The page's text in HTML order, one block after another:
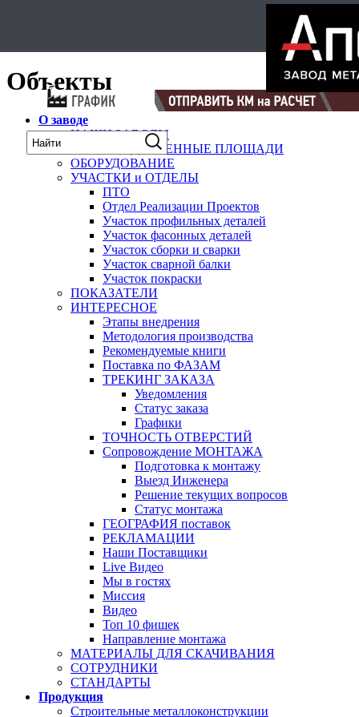
Объекты
О заводе
НАШИ ЗАВОДЫ
ПРОИЗВОДСТВЕННЫЕ ПЛОЩАДИ
ОБОРУДОВАНИЕ
УЧАСТКИ и ОТДЕЛЫ
ПТО
Отдел Реализации Проектов
Участок профильных деталей
Участок фасонных деталей
Участок сборки и сварки
Участок сварной балки
Участок покраски
ПОКАЗАТЕЛИ
ИНТЕРЕСНОЕ
Этапы внедрения
Методология производства
Рекомендуемые книги
Поставка по ФАЗАМ
ТРЕКИНГ ЗАКАЗА
Уведомления
Статус заказа
Графики
ТОЧНОСТЬ ОТВЕРСТИЙ
Сопровождение МОНТАЖА
Подготовка к монтажу
Выезд Инженера
Решение текущих вопросов
Статус монтажа
ГЕОГРАФИЯ поставок
РЕКЛАМАЦИИ
Наши Поставщики
Live Видео
Мы в гостях
Миссия
Видео
Топ 10 фишек
Направление монтажа
МАТЕРИАЛЫ ДЛЯ СКАЧИВАНИЯ
СОТРУДНИКИ
СТАНДАРТЫ
Продукция
Строительные металлоконструкции